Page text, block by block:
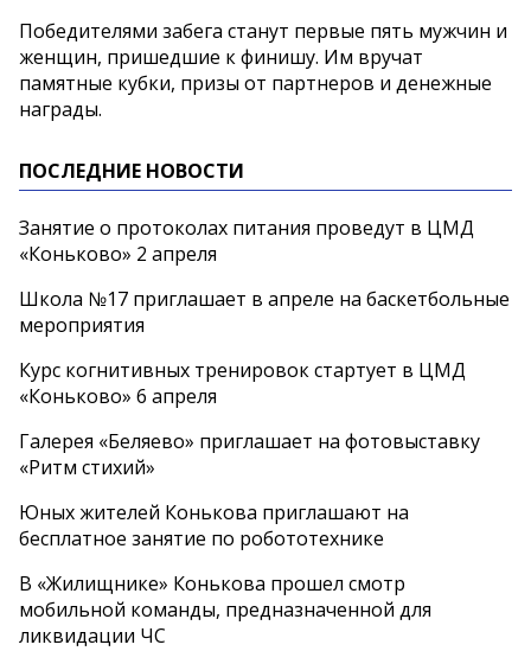
Победителями забега станут первые пять мужчин и
женщин, пришедшие к финишу. Им вручат
памятные кубки, призы от партнеров и денежные
награды.
ПОСЛЕДНИЕ НОВОСТИ
Занятие о протоколах питания проведут в ЦМД
«Коньково» 2 апреля
Школа №17 приглашает в апреле на баскетбольные
мероприятия
Курс когнитивных тренировок стартует в ЦМД
«Коньково» 6 апреля
Галерея «Беляево» приглашает на фотовыставку
«Ритм стихий»
Юных жителей Конькова приглашают на
бесплатное занятие по робототехнике
В «Жилищнике» Конькова прошел смотр
мобильной команды, предназначенной для
ликвидации ЧС